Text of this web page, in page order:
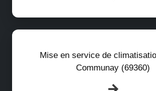
Mise en service de
Communay (69360)